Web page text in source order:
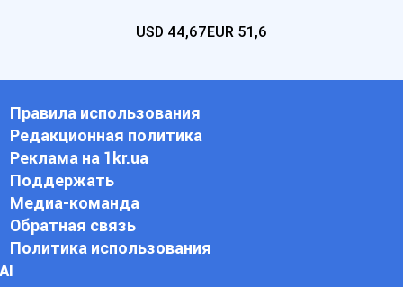
USD 44,67EUR 51,6
Правила использования
Редакционная политика
Реклама на 1kr.ua
Поддержать
Медиа-команда
Обратная связь
Политика использования
АI